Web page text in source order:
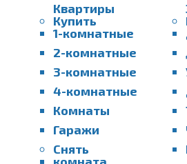
Квартиры
Купить
1-комнатные
2-комнатные
3-комнатные
4-комнатные
Комнаты
Гаражи
Снять